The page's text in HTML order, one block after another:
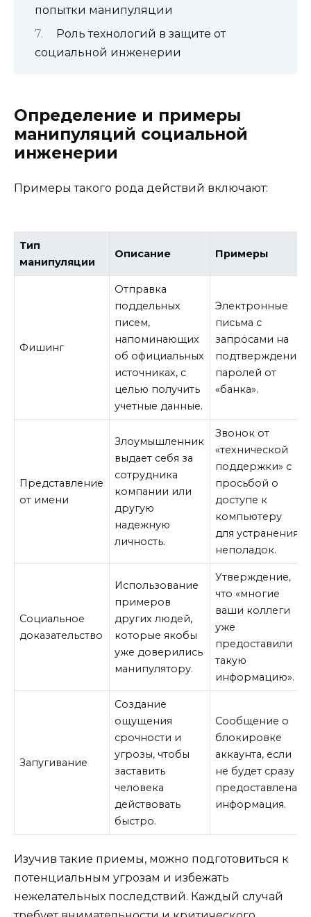
попытки манипуляции
Роль технологий в защите от
социальной инженерии
Определение и примеры
манипуляций социальной
инженерии
Примеры такого рода действий включают:
Тип
манипуляции
Описание Примеры
Фишинг
Отправка
поддельных
писем,
напоминающих
об официальных
источниках, с
целью получить
учетные данные.
Электронные
письма с
запросами на
подтверждение
паролей от
«банка».
Представление
от имени
Злоумышленник
выдает себя за
сотрудника
компании или
другую
надежную
личность.
Звонок от
«технической
поддержки» с
просьбой о
доступе к
компьютеру
для устранения
неполадок.
Социальное
доказательство
Использование
примеров
других людей,
которые якобы
уже доверились
манипулятору.
Утверждение,
что «многие
ваши коллеги
уже
предоставили
такую
информацию».
Запугивание
Создание
ощущения
срочности и
угрозы, чтобы
заставить
человека
действовать
быстро.
Сообщение о
блокировке
аккаунта, если
не будет сразу
предоставлена
информация.
Изучив такие приемы, можно подготовиться к
потенциальным угрозам и избежать
нежелательных последствий. Каждый случай